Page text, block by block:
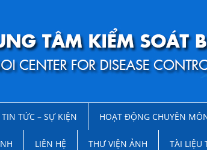
TIN TỨC – SỰ KIỆN HOẠT ĐỘNG CHUYÊN
LIÊN HỆ THƯ VIỆN ẢNH TÀI LIỆU